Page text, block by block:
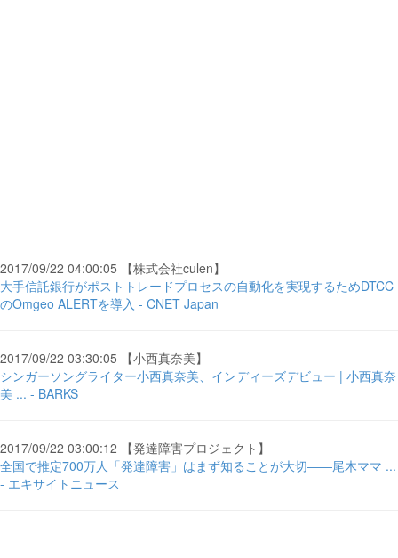
2017/09/22 04:00:05 【株式会社culen】
大手信託銀行がポストトレードプロセスの自動化を実現するためDTCC
のOmgeo ALERTを導入 - CNET Japan
2017/09/22 03:30:05 【小西真奈美】
シンガーソングライター小西真奈美、インディーズデビュー | 小西真奈
美 ... - BARKS
2017/09/22 03:00:12 【発達障害プロジェクト】
全国で推定700万人「発達障害」はまず知ることが大切――尾木ママ ...
- エキサイトニュース